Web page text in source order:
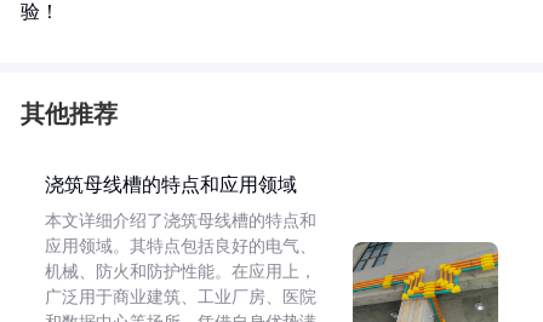
验！
其他推荐
浇筑母线槽的特点和应用领域
本文详细介绍了浇筑母线槽的特点和
应用领域。其特点包括良好的电气、
机械、防火和防护性能。在应用上，
广泛用于商业建筑、工业厂房、医院